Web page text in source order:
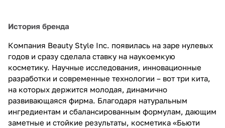
История бренда
Компания Beauty Style Inc. появилась на заре нулевых
годов и сразу сделала ставку на наукоемкую
косметику. Научные исследования, инновационные
разработки и современные технологии – вот три кита,
на которых держится молодая, динамично
развивающаяся фирма. Благодаря натуральным
ингредиентам и сбалансированным формулам, дающим
заметные и стойкие результаты, косметика «Бьюти